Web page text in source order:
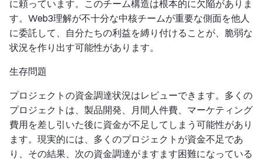
に頼っています。このチーム構造は根本的に欠陥がありま
す。Web3理解が不十分な中核チームが重要な側面を他人
に委託して、自分たちの利益を縛り付けることが、脆弱な
状況を作り出す可能性があります。
生存問題
プロジェクトの資金調達状況はレビューできます。多くの
プロジェクトは、製品開発、月間人件費、マーケティング
費用を差し引いた後に資金が不足してしまう可能性があり
ます。現実的には、多くのプロジェクトが資金不足であ
り、その結果、次の資金調達がますます困難になっている